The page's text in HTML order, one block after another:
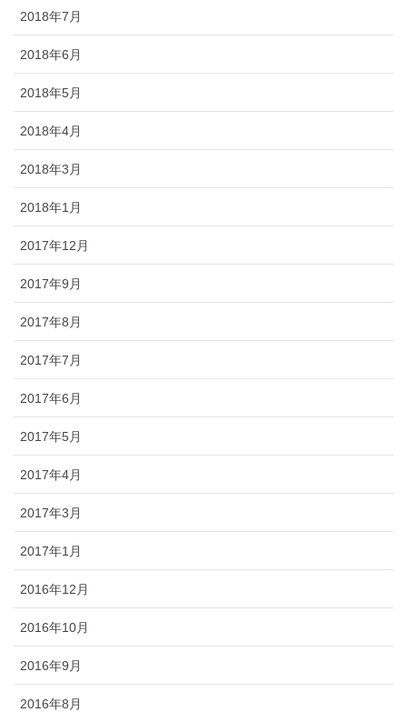
2018年7月
2018年6月
2018年5月
2018年4月
2018年3月
2018年1月
2017年12月
2017年9月
2017年8月
2017年7月
2017年6月
2017年5月
2017年4月
2017年3月
2017年1月
2016年12月
2016年10月
2016年9月
2016年8月